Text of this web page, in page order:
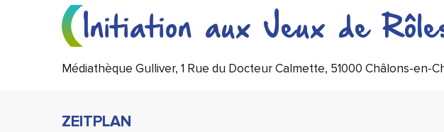
Initiation aux Jeux de
Médiathèque Gulliver, 1 Rue du Docteur Calmette, 51000 Châlons-en-
ZEITPLAN